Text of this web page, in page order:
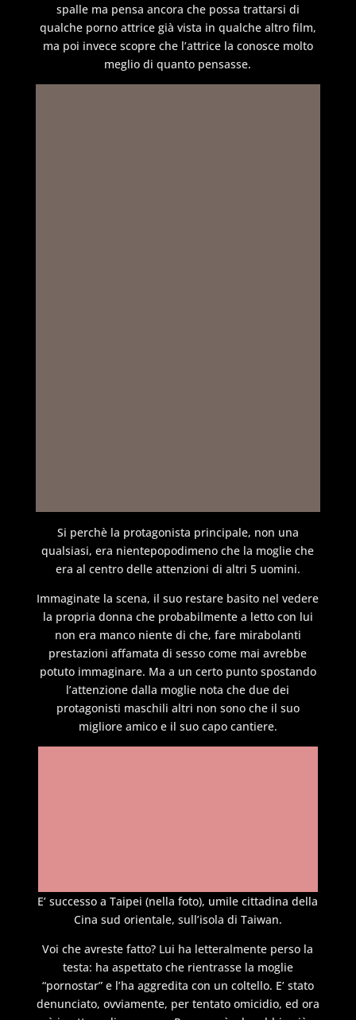
spalle ma pensa ancora che possa trattarsi di
qualche porno attrice già vista in qualche altro film,
ma poi invece scopre che l’attrice la conosce molto
meglio di quanto pensasse.
Si perchè la protagonista principale, non una
qualsiasi, era nientepopodimeno che la moglie che
era al centro delle attenzioni di altri 5 uomini.
Immaginate la scena, il suo restare basito nel vedere
la propria donna che probabilmente a letto con lui
non era manco niente di che, fare mirabolanti
prestazioni affamata di sesso come mai avrebbe
potuto immaginare. Ma a un certo punto spostando
l’attenzione dalla moglie nota che due dei
protagonisti maschili altri non sono che il suo
migliore amico e il suo capo cantiere.
E’ successo a Taipei (nella foto), umile cittadina della
Cina sud orientale, sull’isola di Taiwan.
Voi che avreste fatto? Lui ha letteralmente perso la
testa: ha aspettato che rientrasse la moglie
“pornostar” e l’ha aggredita con un coltello. E’ stato
denunciato, ovviamente, per tentato omicidio, ed ora